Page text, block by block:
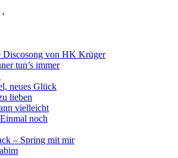
'
Discosong von HK Krüger
tun’s immer
neues Glück
lieben
vielleicht
noch
– Spring mit mir